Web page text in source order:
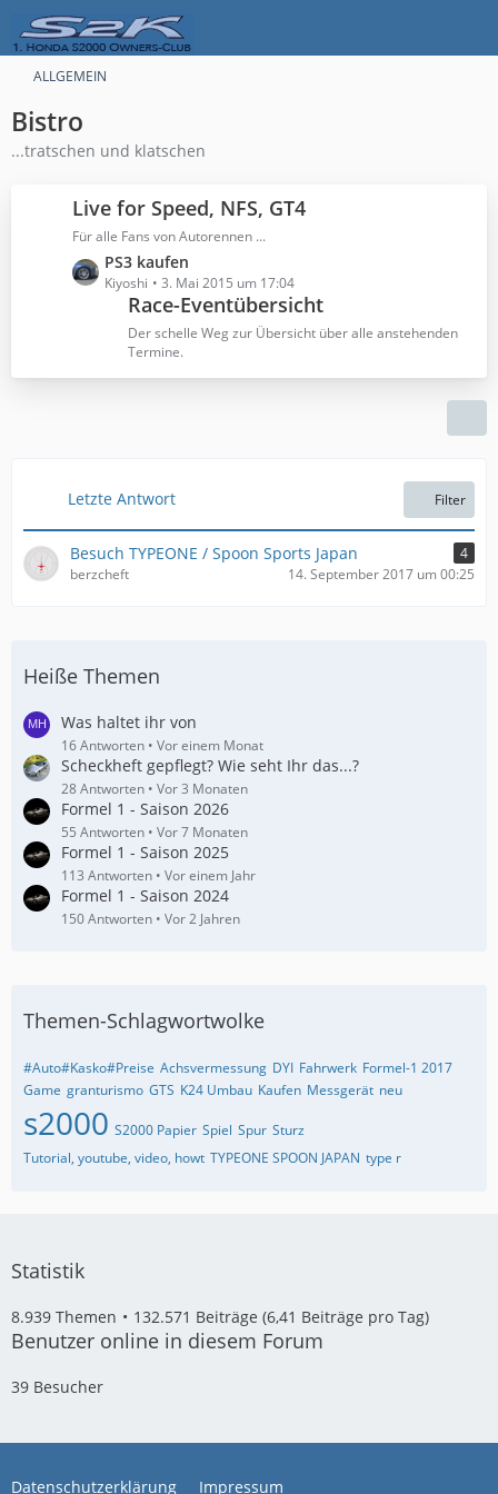
ALLGEMEIN
Bistro
...tratschen und klatschen
Live for Speed, NFS, GT4
Für alle Fans von Autorennen ...
L
e
e
ä
g
e
PS3 kaufen
Kiyoshi 3. Mai 2015 um 17:04
Race-Eventübersicht
Der schelle Weg zur Übersicht über alle anstehenden
Termine.
Letzte Antwort Filter
Besuch TYPEONE / Spoon Sports Japan
4
berzcheft
14. September 2017 um 00:25
Heiße Themen
Was haltet ihr von
16 Antworten Vor einem Monat
Scheckheft gepflegt? Wie seht Ihr das...?
28 Antworten Vor 3 Monaten
Formel 1 - Saison 2026
55 Antworten Vor 7 Monaten
Formel 1 - Saison 2025
113 Antworten Vor einem Jahr
Formel 1 - Saison 2024
150 Antworten Vor 2 Jahren
Themen-Schlagwortwolke
#Auto#Kasko#Preise Achsvermessung DYI Fahrwerk Formel-1 2017
Game granturismo GTS K24 Umbau Kaufen Messgerät neu
s2000 S2000 Papier Spiel Spur Sturz
Tutorial, youtube, video, howt TYPEONE SPOON JAPAN type r
Statistik
8.939 Themen 132.571 Beiträge (6,41 Beiträge pro Tag)
Benutzer online in diesem Forum
39 Besucher
Datenschutzerklärung Impressum